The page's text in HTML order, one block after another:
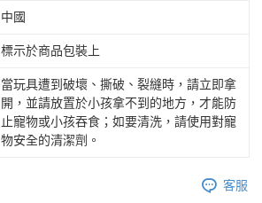
中國
標示於商品包裝上
當玩具遭到破壞、撕破、裂縫時，請立即拿
開，並請放置於小孩拿不到的地方，才能防
止寵物或小孩吞食；如要清洗，請使用對寵
物安全的清潔劑。
客服